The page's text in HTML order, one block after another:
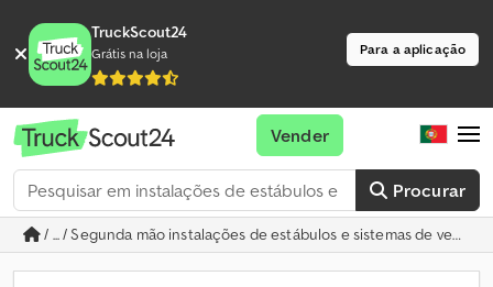
TruckScout24
Grátis na loja Para a aplicação
Procurar
Vender
/ ... / Segunda mão instalações de estábulos e sistemas de